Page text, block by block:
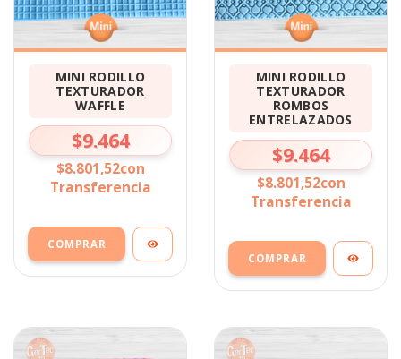
MINI RODILLO
TEXTURADOR
WAFFLE
$9.464
$8.801,52con
Transferencia
MINI RODILLO
TEXTURADOR
ROMBOS
ENTRELAZADOS
$9.464
$8.801,52con
Transferencia